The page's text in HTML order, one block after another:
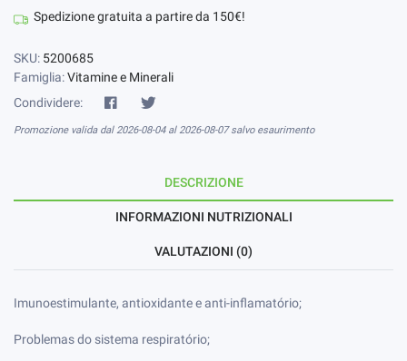
Spedizione gratuita a partire da 150€!
SKU: 5200685
Famiglia:Vitamine e Minerali
Condividere:
Promozione valida dal 2026-08-04 al 2026-08-07 salvo esaurimento
DESCRIZIONE
INFORMAZIONI NUTRIZIONALI
VALUTAZIONI (0)
Imunoestimulante, antioxidante e anti-inflamatório;
Problemas do sistema respiratório;